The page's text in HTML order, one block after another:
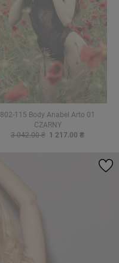
802-115 Body Anabel Arto 01
CZARNY
3 042.00 ₴ 1 217.00 ₴